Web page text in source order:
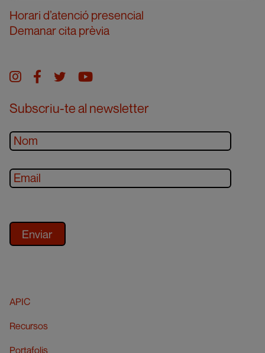
Horari d’atenció presencial
Demanar cita prèvia
Instagram
facebook
twitteryoutube
Subscriu-te al newsletter
APIC
Recursos
Portafolis